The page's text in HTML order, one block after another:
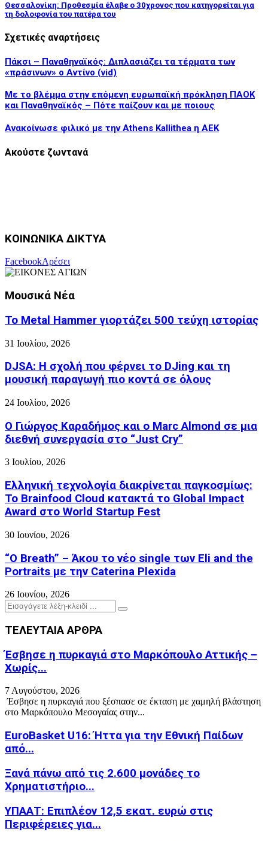
Θεσσαλονίκη: Προθεσμία έλαβε ο 30χρονος που κατηγορείται για
τη δολοφονία του πατέρα του
Σχετικές αναρτήσεις
Πάκσι – Παναθηναϊκός: Διπλασιάζει τα τέρματα των
«πράσινων» ο Αντίνο (vid)
Με το βλέμμα στην επόμενη ευρωπαϊκή πρόκληση ΠΑΟΚ
και Παναθηναϊκός – Πότε παίζουν και με ποιους
Ανακοίνωσε φιλικό με την Athens Kallithea η ΑΕΚ
Ακούστε ζωντανά
ΚΟΙΝΩΝΙΚΑ ΔΙΚΤΥΑ
FacebookΑρέσει
Μουσικά Νέα
Το Metal Hammer γιορτάζει 500 τεύχη ιστορίας
31 Ιουλίου, 2026
DJSA: Η σχολή που φέρνει το DJing και τη
μουσική παραγωγή πιο κοντά σε όλους
24 Ιουλίου, 2026
Ο Γιώργος Καραδήμος και ο Marc Almond σε μια
διεθνή συνεργασία στο “Just Cry”
3 Ιουλίου, 2026
Ελληνική τεχνολογία διακρίνεται παγκοσμίως:
Το Brainfood Cloud κατακτά το Global Impact
Award στο World Startup Fest
30 Ιουνίου, 2026
“O Breath” – Άκου το νέο single των Eli and the
Portraits με την Caterina Plexida
26 Ιουνίου, 2026
Search
for:
Search
ΤΕΛΕΥΤΑΙΑ ΑΡΘΡΑ
Έσβησε η πυρκαγιά στο Μαρκόπουλο Αττικής –
Χωρίς...
7 Αυγούστου, 2026
Έσβησε η πυρκαγιά που ξέσπασε σε έκταση με χαμηλή βλάστηση
στο Μαρκόπουλο Μεσογαίας στην...
EuroBasket U16: Ήττα για την Εθνική Παίδων
από...
Ξανά πάνω από τις 2.600 μονάδες το
Χρηματιστήριο...
ΥΠΑΑΤ: Επιπλέον 12,5 εκατ. ευρώ στις
Περιφέρειες για...